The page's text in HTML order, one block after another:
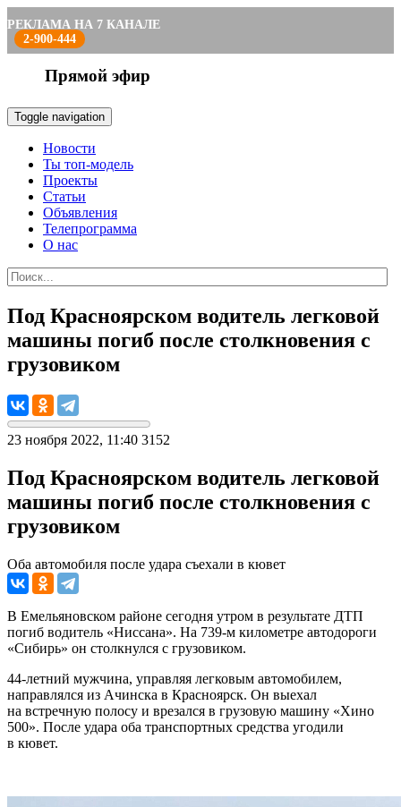
РЕКЛАМА НА 7 КАНАЛЕ
2-900-444
Прямой эфир
Toggle navigation
Новости
Ты топ-модель
Проекты
Статьи
Объявления
Телепрограмма
О нас
Под Красноярском водитель легковой
машины погиб после столкновения с
грузовиком
23 ноября 2022, 11:40 3152
Под Красноярском водитель легковой
машины погиб после столкновения с
грузовиком
Оба автомобиля после удара съехали в кювет
В Емельяновском районе сегодня утром в результате ДТП
погиб водитель «Ниссана». На 739-м километре автодороги
«Сибирь» он столкнулся с грузовиком.
44-летний мужчина, управляя легковым автомобилем,
направлялся из Ачинска в Красноярск. Он выехал
на встречную полосу и врезался в грузовую машину «Хино
500». После удара оба транспортных средства угодили
в кювет.